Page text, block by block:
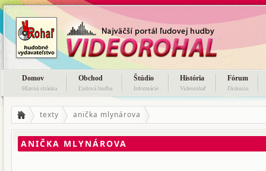
Domov
Hlavná stránka
Obchod
Ľudová hudba
Štúdio
Informácie
História
Videorohaľ
Fórum
Diskusia
texty anička mlynárova
ANIČKA MLYNÁROVA